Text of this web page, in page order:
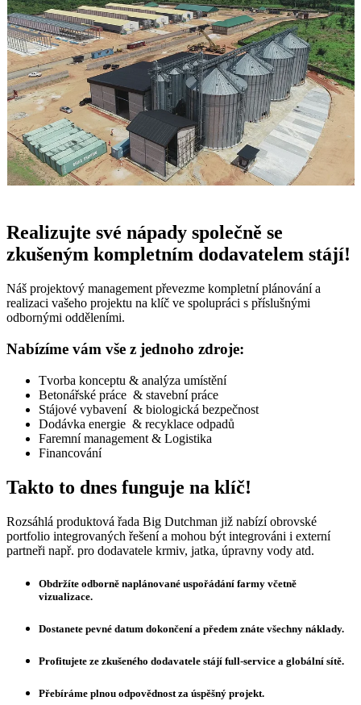
Realizujte své nápady společně se
zkušeným kompletním dodavatelem stájí!
Náš projektový management převezme kompletní plánování a
realizaci vašeho projektu na klíč ve spolupráci s příslušnými
odbornými odděleními.
Nabízíme vám vše z jednoho zdroje:
Tvorba konceptu & analýza umístění
Betonářské práce & stavební práce
Stájové vybavení & biologická bezpečnost
Dodávka energie & recyklace odpadů
Faremní management & Logistika
Financování
Takto to dnes funguje na klíč!
Rozsáhlá produktová řada Big Dutchman již nabízí obrovské
portfolio integrovaných řešení a mohou být integrováni i externí
partneři např. pro dodavatele krmiv, jatka, úpravny vody atd.
Obdržíte odborně naplánované uspořádání farmy včetně
vizualizace.
Dostanete pevné datum dokončení a předem znáte všechny náklady.
Profitujete ze zkušeného dodavatele stájí full-service a globální sítě.
Přebíráme plnou odpovědnost za úspěšný projekt.